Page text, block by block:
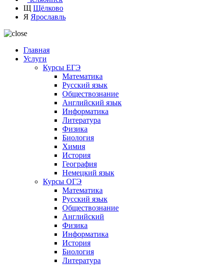
Щ Щёлково
Я Ярославль
Главная
Услуги
Курсы ЕГЭ
Математика
Русский язык
Обществознание
Английский язык
Информатика
Литература
Физика
Биология
Химия
История
География
Немецкий язык
Курсы ОГЭ
Математика
Русский язык
Обществознание
Английский
Физика
Информатика
История
Биология
Литература